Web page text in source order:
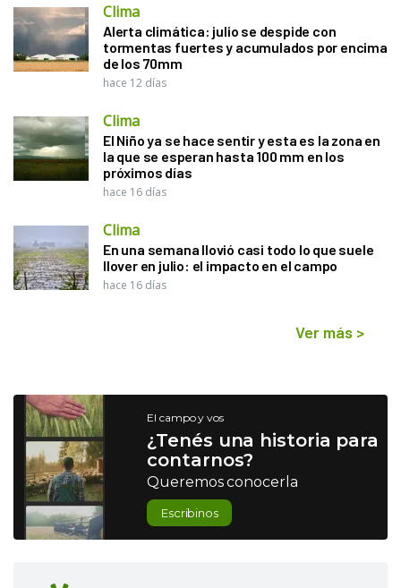
Clima
Alerta climática: julio se despide con
tormentas fuertes y acumulados por encima
de los 70mm
hace 12 días
Clima
El Niño ya se hace sentir y esta es la zona en
la que se esperan hasta 100 mm en los
próximos días
hace 16 días
Clima
En una semana llovió casi todo lo que suele
llover en julio: el impacto en el campo
hace 16 días
Ver más >
El campo y vos
¿Tenés una historia para
contarnos?
Queremos conocerla
Escribinos